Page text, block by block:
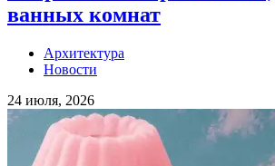
ванных комнат
Архитектура
Новости
24 июля, 2026